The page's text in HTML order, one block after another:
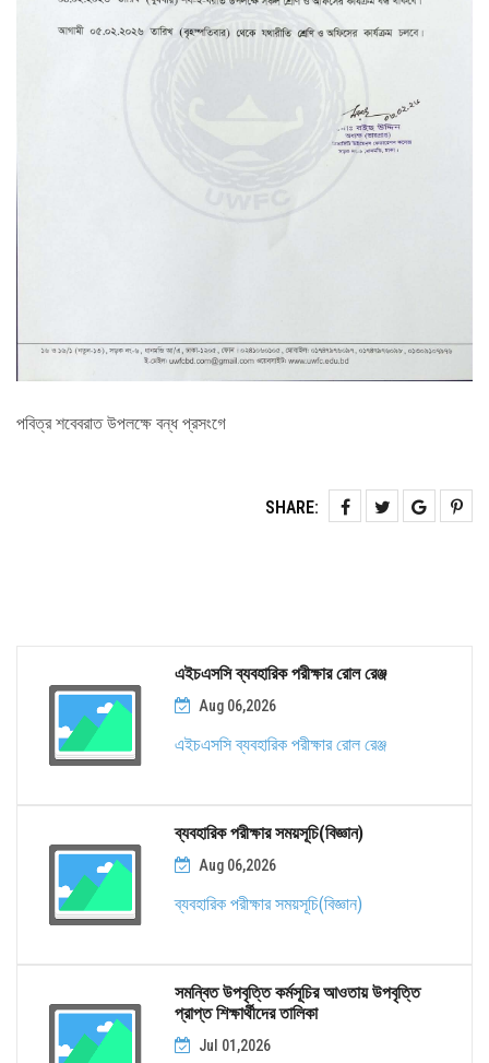
পবিত্র শবেবরাত উপলক্ষে বন্ধ প্রসংগে
SHARE:
এইচএসসি ব্যবহারিক পরীক্ষার রোল রেঞ্জ
Aug 06,2026
এইচএসসি ব্যবহারিক পরীক্ষার রোল রেঞ্জ
ব্যবহারিক পরীক্ষার সময়সূচি(বিজ্ঞান)
Aug 06,2026
ব্যবহারিক পরীক্ষার সময়সূচি(বিজ্ঞান)
সমন্বিত উপবৃত্তি কর্মসূচির আওতায় উপবৃত্তি
প্রাপ্ত শিক্ষার্থীদের তালিকা
Jul 01,2026